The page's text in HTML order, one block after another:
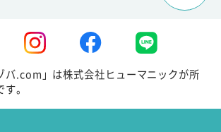
バ.com」は株式会社ヒューマニックが所
。